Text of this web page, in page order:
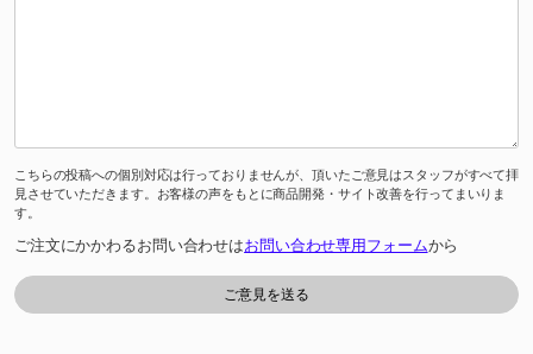
こちらの投稿への個別対応は行っておりませんが、頂いたご意見はスタッフがすべて拝
見させていただきます。お客様の声をもとに商品開発・サイト改善を行ってまいりま
す。
ご注文にかかわるお問い合わせはお問い合わせ専用フォームから